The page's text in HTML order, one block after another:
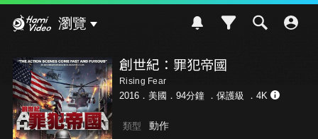
瀏覽
創世紀：罪犯帝國
Rising Fear
2016．美國．94分鐘 ． 保護級 ．4K
類型 動作